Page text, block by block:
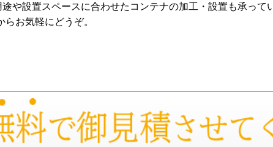
や設置スペースに合わせたコンテナの加工・設置も承って
お気軽にどうぞ。